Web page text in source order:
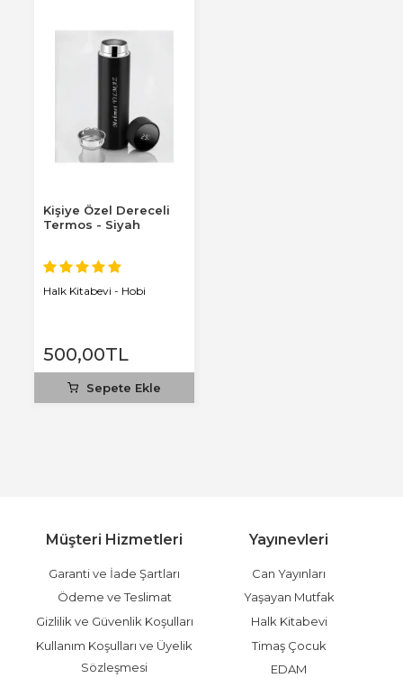
Kişiye Özel Dereceli
Termos - Siyah
Halk Kitabevi - Hobi
500,00TL
Sepete Ekle
Müşteri Hizmetleri
Garanti ve İade Şartları
Ödeme ve Teslimat
Gizlilik ve Güvenlik Koşulları
Kullanım Koşulları ve Üyelik
Sözleşmesi
Yayınevleri
Can Yayınları
Yaşayan Mutfak
Halk Kitabevi
Timaş Çocuk
EDAM